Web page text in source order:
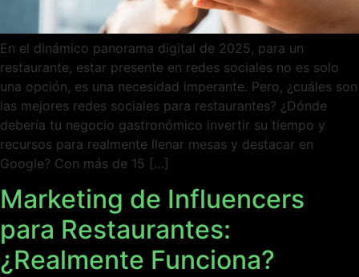
En el dinámico panorama digital de 2025, para un
restaurante, estar presente en redes sociales no es solo
una opción, es una necesidad imperante. Pero, ¿cuáles son
las mejores redes sociales para restaurantes? ¿Dónde
debería tu negocio gastronómico invertir su tiempo y
recursos para realmente llenar mesas y destacar en
Google? Con más de 15 […]
Marketing de Influencers
para Restaurantes:
¿Realmente Funciona?